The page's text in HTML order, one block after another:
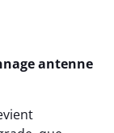
antenne